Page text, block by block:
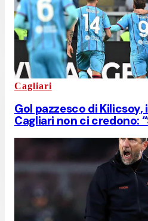
Cagliari
Gol pazzesco di Kilicsoy,
Cagliari non ci credono: